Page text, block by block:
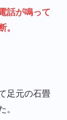
話が鳴って
。
足元の石畳
。